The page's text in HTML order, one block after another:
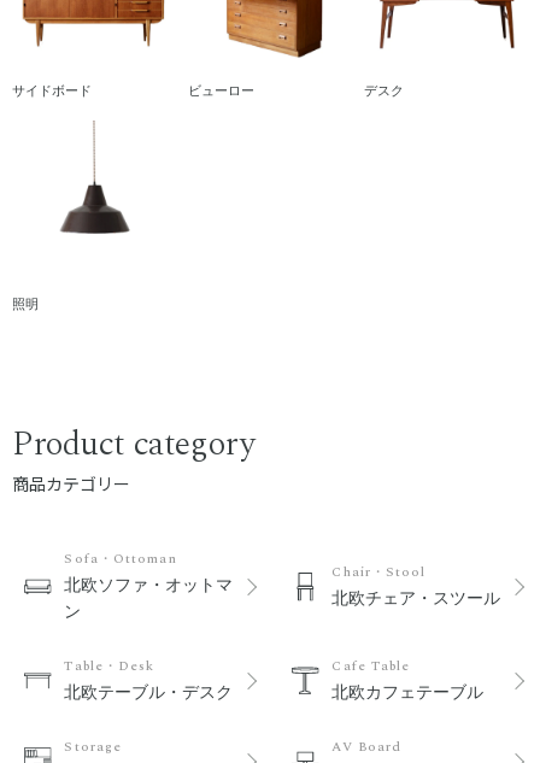
サイドボード ビューロー デスク
照明
Product category
商品カテゴリー
Sofa・Ottoman
北欧ソファ・オットマ
ン
Chair・Stool
北欧チェア・スツール
Table・Desk
北欧テーブル・デスク
Cafe Table
北欧カフェテーブル
Storage AV Board